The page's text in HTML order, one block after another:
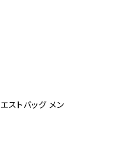
ストバッグ メン